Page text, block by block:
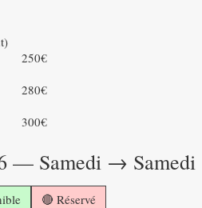
250€
280€
— Samedi → Samedi
🔴 Réservé